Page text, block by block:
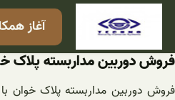
رفتن
آغاز
فروش دوربین مداربسته پلاک
فروش دوربین مداربسته پلاک خوان